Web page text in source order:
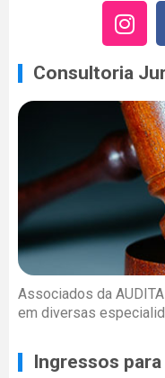
Consultoria
Associados da
em diversas
Ingressos